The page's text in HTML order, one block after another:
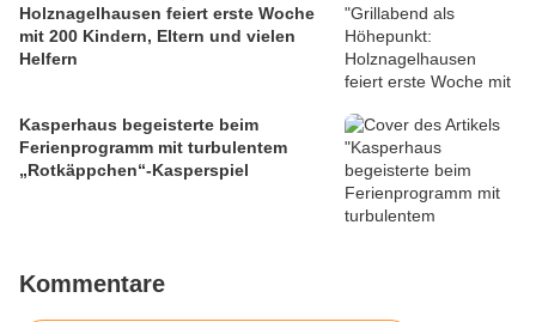
Holznagelhausen feiert erste Woche
mit 200 Kindern, Eltern und vielen
Helfern
Kasperhaus begeisterte beim
Ferienprogramm mit turbulentem
„Rotkäppchen“-Kasperspiel
Kommentare